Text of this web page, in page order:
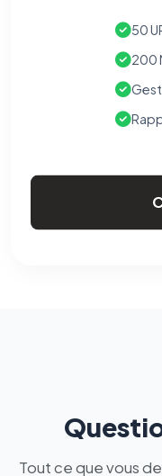
50
200
Tout ce que vous